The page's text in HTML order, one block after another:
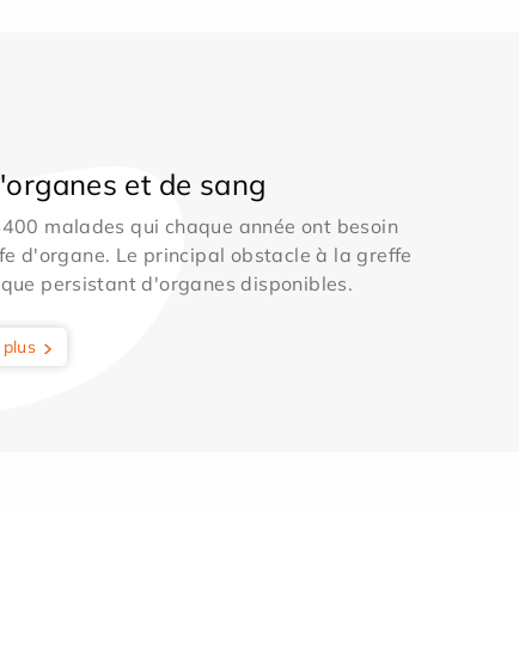
et de sang
malades qui chaque année ont besoin
d'organe. Le principal obstacle à la greffe
persistant d'organes disponibles.